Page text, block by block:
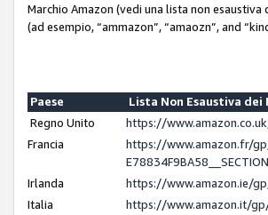
Marchio Amazon (vedi una lista non
(ad esempio, “ammazon”, “amaozn”, and
Paese
Lista Non Esaustiva dei
Regno Unito
https://
Francia
https://www.amazon.fr/
Irlanda
https://www.amazon.ie/
Italia
https://www.amazon.it/